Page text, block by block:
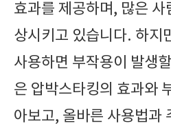
효과를 제공하며, 많은
상시키고 있습니다. 하지
사용하면 부작용이 발생
은 압박스타킹의 효과와
아보고, 올바른 사용법과